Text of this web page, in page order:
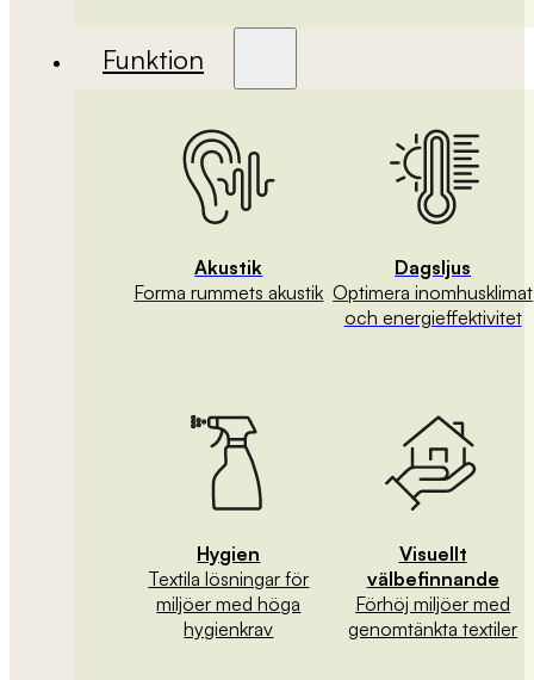
Funktion
Akustik
Forma rummets akustik
Dagsljus
Optimera inomhusklimat
och energieffektivitet
Hygien
Textila lösningar för
miljöer med höga
hygienkrav
Visuellt
välbefinnande
Förhöj miljöer med
genomtänkta textiler